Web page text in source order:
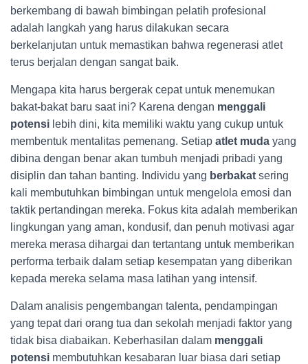
berkembang di bawah bimbingan pelatih profesional
adalah langkah yang harus dilakukan secara
berkelanjutan untuk memastikan bahwa regenerasi atlet
terus berjalan dengan sangat baik.
Mengapa kita harus bergerak cepat untuk menemukan
bakat-bakat baru saat ini? Karena dengan menggali
potensi lebih dini, kita memiliki waktu yang cukup untuk
membentuk mentalitas pemenang. Setiap atlet muda yang
dibina dengan benar akan tumbuh menjadi pribadi yang
disiplin dan tahan banting. Individu yang berbakat sering
kali membutuhkan bimbingan untuk mengelola emosi dan
taktik pertandingan mereka. Fokus kita adalah memberikan
lingkungan yang aman, kondusif, dan penuh motivasi agar
mereka merasa dihargai dan tertantang untuk memberikan
performa terbaik dalam setiap kesempatan yang diberikan
kepada mereka selama masa latihan yang intensif.
Dalam analisis pengembangan talenta, pendampingan
yang tepat dari orang tua dan sekolah menjadi faktor yang
tidak bisa diabaikan. Keberhasilan dalam menggali
potensi membutuhkan kesabaran luar biasa dari setiap